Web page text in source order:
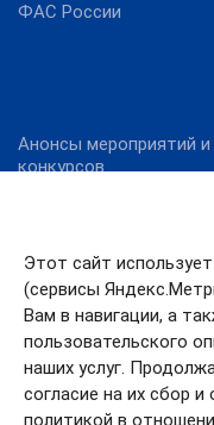
Этот сайт
(сервисы
Вам в навигации, а
пользовательского
наших услуг.
согласие на их сбор
политикой в
ФАС России
Анонсы мероприятий и
конкурсов
энергосбережения и
повышения
энергоэффективности.
Новости